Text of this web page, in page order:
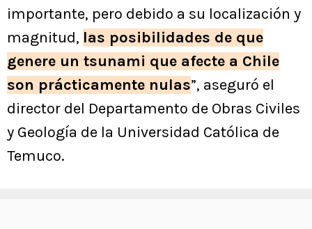
importante, pero debido a su localización y
magnitud, las posibilidades de que
genere un tsunami que afecte a Chile
son prácticamente nulas”, aseguró el
director del Departamento de Obras Civiles
y Geología de la Universidad Católica de
Temuco.